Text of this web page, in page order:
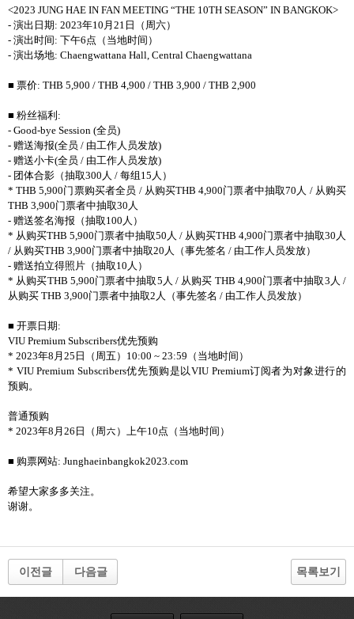
<2023 JUNG HAE IN FAN MEETING “THE 10TH SEASON” IN BANGKOK>
- 演出日期: 2023年10月21日（周六）
- 演出时间: 下午6点（当地时间）
- 演出场地: Chaengwattana Hall, Central Chaengwattana
■ 票价: THB 5,900 / THB 4,900 / THB 3,900 / THB 2,900
■ 粉丝福利:
- Good-bye Session (全员)
- 赠送海报(全员 / 由工作人员发放)
- 赠送小卡(全员 / 由工作人员发放)
- 团体合影（抽取300人 / 每组15人）
* THB 5,900门票购买者全员 / 从购买THB 4,900门票者中抽取70人 / 从购买
THB 3,900门票者中抽取30人
- 赠送签名海报（抽取100人）
* 从购买THB 5,900门票者中抽取50人 / 从购买THB 4,900门票者中抽取30人
/ 从购买THB 3,900门票者中抽取20人（事先签名 / 由工作人员发放）
- 赠送拍立得照片（抽取10人）
* 从购买THB 5,900门票者中抽取5人 / 从购买 THB 4,900门票者中抽取3人 /
从购买 THB 3,900门票者中抽取2人（事先签名 / 由工作人员发放）
■ 开票日期:
VIU Premium Subscribers优先预购
* 2023年8月25日（周五）10:00 ~ 23:59（当地时间）
* VIU Premium Subscribers优先预购是以VIU Premium订阅者为对象进行的
预购。
普通预购
* 2023年8月26日（周六）上午10点（当地时间）
■ 购票网站: Junghaeinbangkok2023.com
希望大家多多关注。
谢谢。
이전글 다음글 목록보기